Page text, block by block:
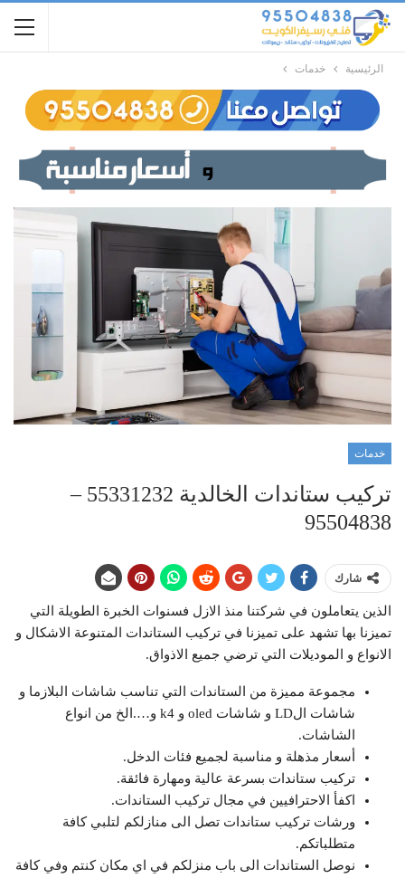
الرئيسية خدمات
خدمات
تركيب ستاندات الخالدية 55331232 –
95504838
شارك
الذين يتعاملون في شركتنا منذ الازل فسنوات الخبرة الطويلة التي
تميزنا بها تشهد على تميزنا في تركيب الستاندات المتنوعة الاشكال و
الانواع و الموديلات التي ترضي جميع الاذواق.
مجموعة مميزة من الستاندات التي تناسب شاشات البلازما و
شاشات الLD و شاشات oled و k4 و….الخ من انواع
الشاشات.
أسعار مذهلة و مناسبة لجميع فئات الدخل.
تركيب ستاندات بسرعة عالية ومهارة فائقة.
اكفأ الاحترافيين في مجال تركيب الستاندات.
ورشات تركيب ستاندات تصل الى منازلكم لتلبي كافة
متطلباتكم.
نوصل الستاندات الى باب منزلكم في اي مكان كنتم وفي كافة